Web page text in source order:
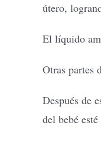
útero,
El líquido
Otras partes
Después de
del bebé